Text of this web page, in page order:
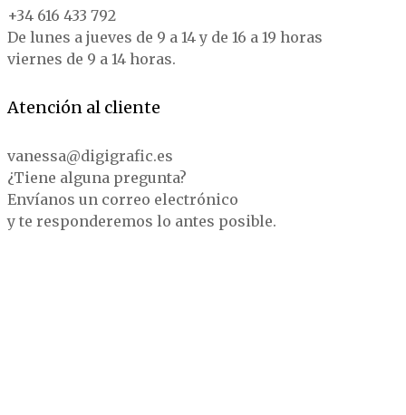
+34 616 433 792
De lunes a jueves de 9 a 14 y de 16 a 19 horas
viernes de 9 a 14 horas.
Atención al cliente
vanessa@digigrafic.es
¿Tiene alguna pregunta?
Envíanos un correo electrónico
y te responderemos lo antes posible.